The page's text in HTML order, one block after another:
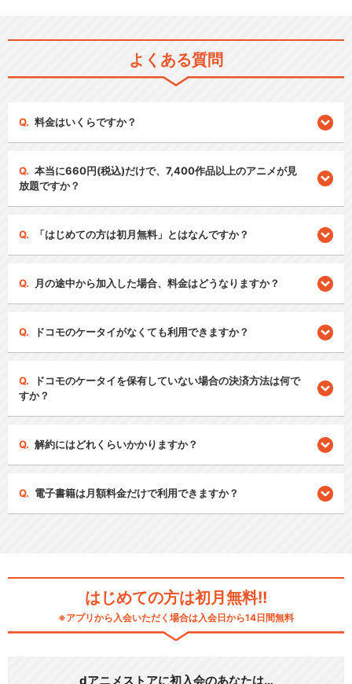
よくある質問
料金はいくらですか？
本当に660円(税込)だけで、7,400作品以上のアニメが見
放題ですか？
「はじめての方は初月無料」とはなんですか？
月の途中から加入した場合、料金はどうなりますか？
ドコモのケータイがなくても利用できますか？
ドコモのケータイを保有していない場合の決済方法は何で
すか？
解約にはどれくらいかかりますか？
電子書籍は月額料金だけで利用できますか？
はじめての方は初月無料!!
※アプリから入会いただく場合は入会日から14日間無料
dアニメストアに初入会のあなたは…